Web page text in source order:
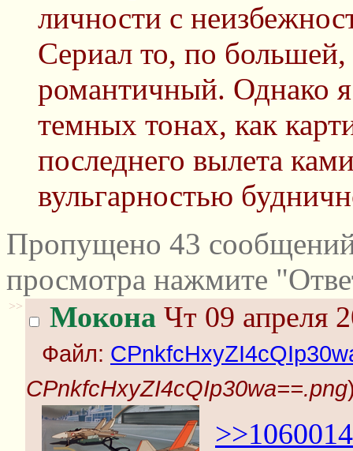
личности с
Сериал то, по
романтичный. Однако
темных тонах, как
последнего вылета
вульгарностью
Пропущено 43
просмотра нажмите
>> Мокона Чт 09 апреля
Файл:
CPnkfcHxyZI4cQIp30wa==.png
>>1060014